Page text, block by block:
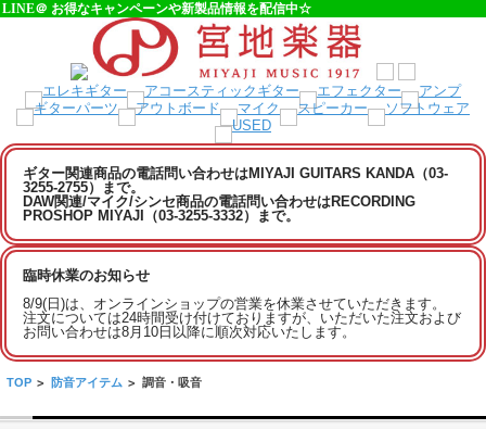
LINE＠ お得なキャンペーンや新製品情報を配信中☆
ギター関連商品の電話問い合わせはMIYAJI GUITARS KANDA（03-
3255-2755）まで。
DAW関連/マイク/シンセ商品の電話問い合わせはRECORDING
PROSHOP MIYAJI（03-3255-3332）まで。
臨時休業のお知らせ
8/9(日)は、オンラインショップの営業を休業させていただきます。
注文については24時間受け付けておりますが、いただいた注文および
お問い合わせは8月10日以降に順次対応いたします。
TOP > 防音アイテム > 調音・吸音